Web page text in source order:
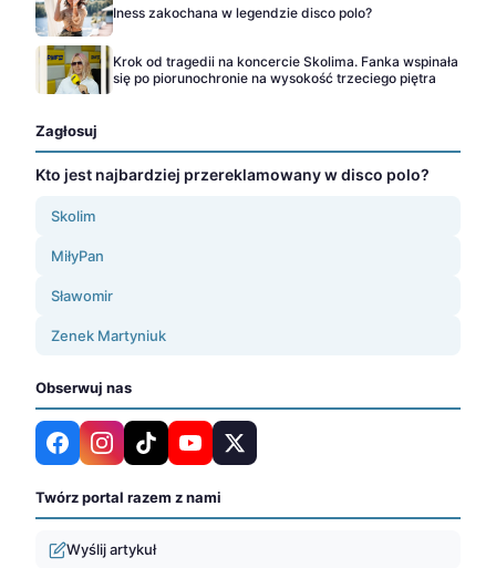
Iness zakochana w legendzie disco polo?
Krok od tragedii na koncercie Skolima. Fanka wspinała
się po piorunochronie na wysokość trzeciego piętra
Zagłosuj
Kto jest najbardziej przereklamowany w disco polo?
Skolim
MiłyPan
Sławomir
Zenek Martyniuk
Obserwuj nas
Twórz portal razem z nami
Wyślij artykuł